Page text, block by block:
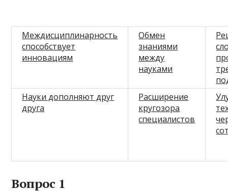
Междисциплинарность
способствует
инновациям
Обмен
знаниями
между
науками
Науки дополняют друг
друга
Расширение
кругозора
специалистов
Вопрос 1